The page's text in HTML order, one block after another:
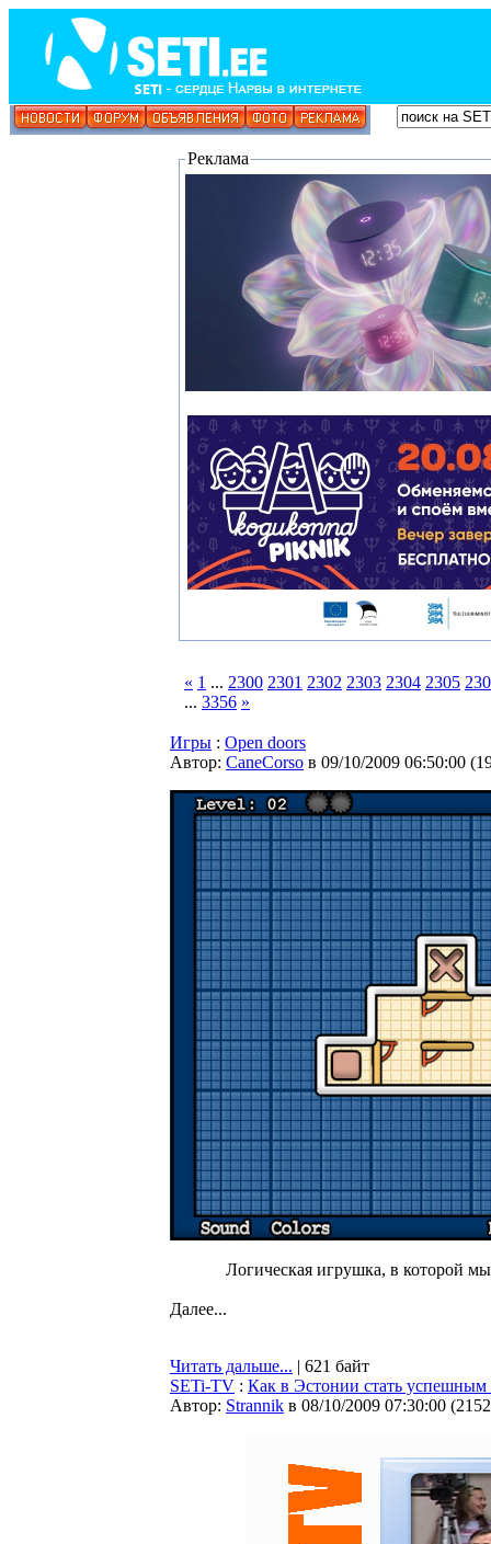
Реклама
« 1 ... 2300 2301 2302 2303 2304 2305
... 3356 »
Игры : Open doors
Автор: CaneCorso в 09/10/2009 06:50:00 (
Логическая игрушка, в которой
Далее...
Читать дальше... | 621 байт
SETi-TV : Как в Эстонии стать успешным
Автор: Strannik в 08/10/2009 07:30:00 (